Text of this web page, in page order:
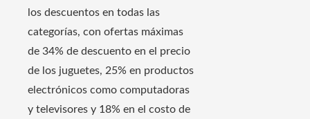
los descuentos en todas las
categorías, con ofertas máximas
de 34% de descuento en el precio
de los juguetes, 25% en productos
electrónicos como computadoras
y televisores y 18% en el costo de